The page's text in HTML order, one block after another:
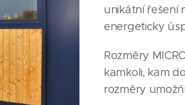
unikátní řešení
energeticky
Rozměry
kamkoli, kam
rozměry